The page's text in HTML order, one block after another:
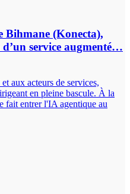
Bihmane (Konecta),
service augmenté…
aux acteurs de services,
en pleine bascule. À la
fait entrer l'IA agentique au